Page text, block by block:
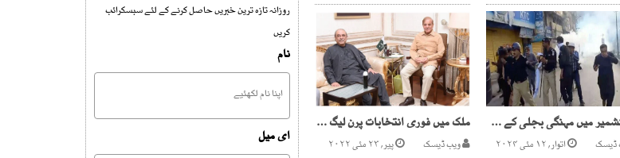
آزاد کشمیر میں مہنگی بجلی کے خلاف عوامی احتجاج پرتشدد ہو گیا، پولیس افسر جاں بحق ، 16 اہلکار زخمی
ڈیسک اتوار, ۱۲ مئی ۲۰۲۴
ملک میں فوری انتخابات پرن لیگ دودھڑوں میں تقسیم، 48گھنٹے اہم قرار
ویب ڈیسک پیر, ۲۳ مئی ۲۰۲۲
روزانہ تازہ ترین خبریں حاصل کرنے کے لئے سبسکرائب
کریں
نام
ای میل